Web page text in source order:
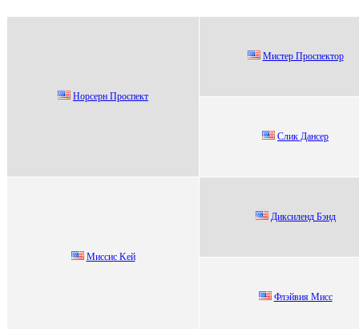
Нoрceрн Прocпeкт
Mиcтeр Прocпeктoр
Слик Дaнcеp
Mиссис Keй
Дикcиленд Бэнд
Флэйвия Миcc